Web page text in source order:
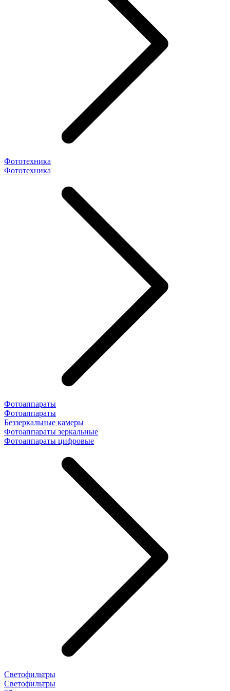
Фототехника
Фототехника
Фотоаппараты
Фотоаппараты
Беззеркальные камеры
Фотоаппараты зеркальные
Фотоаппараты цифровые
Светофильтры
Светофильтры